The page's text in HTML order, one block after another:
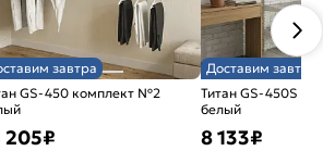
завтра
GS-450 комплект №2
205₽
Доставим завтра
Титан GS-450S
белый
8 133₽